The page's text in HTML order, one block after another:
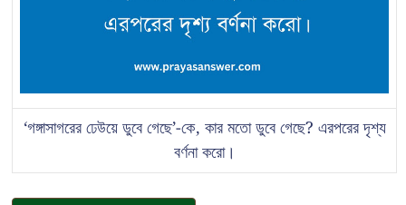
‘গঙ্গাসাগরের ঢেউয়ে ডুবে গেছে’-কে, কার মতো ডুবে গেছে? এরপরের দৃশ্য
বর্ণনা করো।